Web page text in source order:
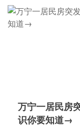
万宁一居民房
识你要知道→